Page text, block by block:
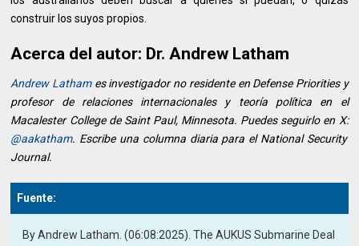
construir los suyos propios.
Acerca del autor: Dr. Andrew Latham
Andrew Lathames investigador no residente en Defense Priorities y
profesor de relaciones internacionales y teoría política en el
Macalester College de Saint Paul, Minnesota. Puedes seguirlo en X:
@aakatham. Escribe una columna diaria para el National Security
Journal.
Fuente:
By Andrew Latham. (06:08:2025). The AUKUS Submarine Deal